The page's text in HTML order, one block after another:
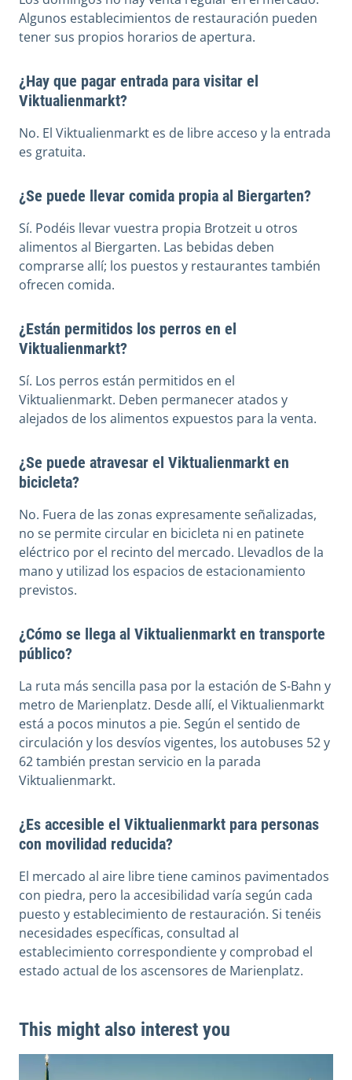
Algunos establecimientos de restauración pueden
tener sus propios horarios de apertura.
¿Hay que pagar entrada para visitar el
Viktualienmarkt?
No. El Viktualienmarkt es de libre acceso y la entrada
es gratuita.
¿Se puede llevar comida propia al Biergarten?
Sí. Podéis llevar vuestra propia Brotzeit u otros
alimentos al Biergarten. Las bebidas deben
comprarse allí; los puestos y restaurantes también
ofrecen comida.
¿Están permitidos los perros en el
Viktualienmarkt?
Sí. Los perros están permitidos en el
Viktualienmarkt. Deben permanecer atados y
alejados de los alimentos expuestos para la venta.
¿Se puede atravesar el Viktualienmarkt en
bicicleta?
No. Fuera de las zonas expresamente señalizadas,
no se permite circular en bicicleta ni en patinete
eléctrico por el recinto del mercado. Llevadlos de la
mano y utilizad los espacios de estacionamiento
previstos.
¿Cómo se llega al Viktualienmarkt en transporte
público?
La ruta más sencilla pasa por la estación de S-Bahn y
metro de Marienplatz. Desde allí, el Viktualienmarkt
está a pocos minutos a pie. Según el sentido de
circulación y los desvíos vigentes, los autobuses 52 y
62 también prestan servicio en la parada
Viktualienmarkt.
¿Es accesible el Viktualienmarkt para personas
con movilidad reducida?
El mercado al aire libre tiene caminos pavimentados
con piedra, pero la accesibilidad varía según cada
puesto y establecimiento de restauración. Si tenéis
necesidades específicas, consultad al
establecimiento correspondiente y comprobad el
estado actual de los ascensores de Marienplatz.
This might also interest you